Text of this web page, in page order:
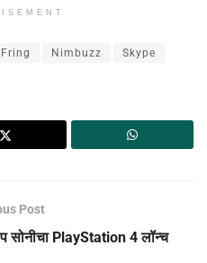
Fring Nimbuzz Skype
Post
सोनीचा PlayStation 4 लॉन्च